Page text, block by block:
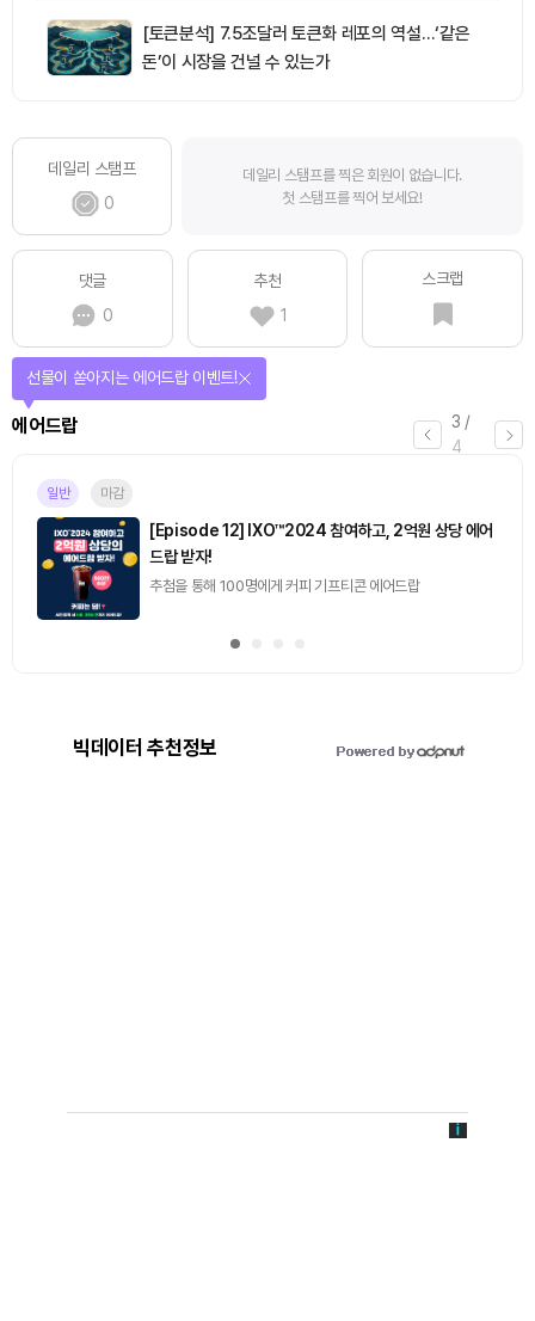
[토큰분석] 7.5조달러 토큰화 레포의 역설…‘같은
돈’이 시장을 건널 수 있는가
데일리 스탬프
0
데일리 스탬프를 찍은 회원이 없습니다.
첫 스탬프를 찍어 보세요!
댓글
0
추천
1
스크랩
3 /
4
에어드랍
선물이 쏟아지는 에어드랍 이벤트!
일반 마감
[Episode 12] IXO™2024 참여하고, 2억원 상당 에어
드랍 받자!
추첨을 통해 100명에게 커피 기프티콘 에어드랍
빅데이터 추천정보